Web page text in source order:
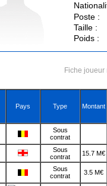
Poste :
Taille :
Poids :
Fiche
Pays Type Montant
Sous
contrat
Sous
contrat
15.7 M€
Sous
contrat
3.5 M€